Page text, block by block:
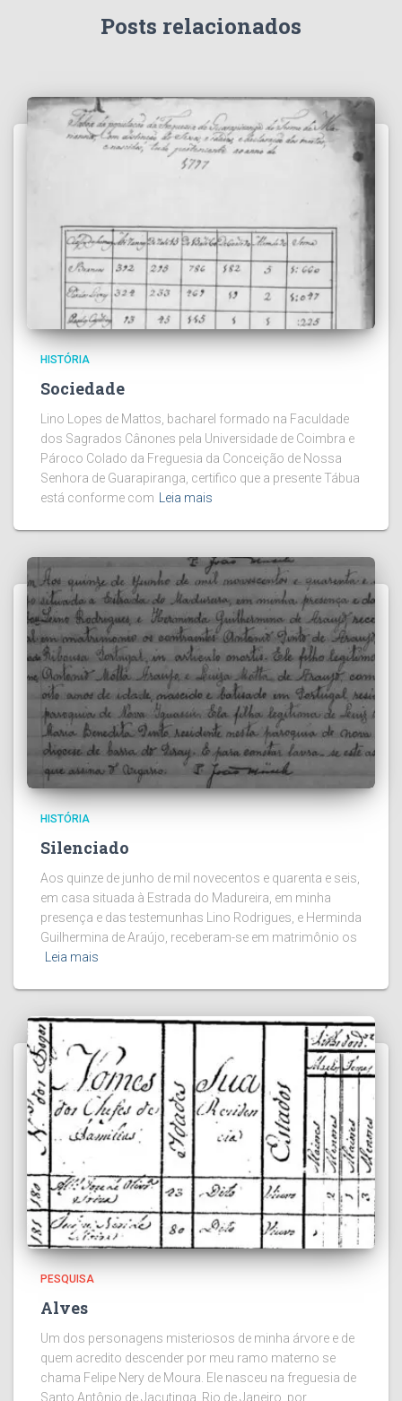
Posts relacionados
HISTÓRIA
Sociedade
Lino Lopes de Mattos, bacharel formado na Faculdade
dos Sagrados Cânones pela Universidade de Coimbra e
Pároco Colado da Freguesia da Conceição de Nossa
Senhora de Guarapiranga, certifico que a presente Tábua
está conforme com
Leia mais
HISTÓRIA
Silenciado
Aos quinze de junho de mil novecentos e quarenta e seis,
em casa situada à Estrada do Madureira, em minha
presença e das testemunhas Lino Rodrigues, e Herminda
Guilhermina de Araújo, receberam-se em matrimônio os
Leia mais
PESQUISA
Alves
Um dos personagens misteriosos de minha árvore e de
quem acredito descender por meu ramo materno se
chama Felipe Nery de Moura. Ele nasceu na freguesia de
Santo Antônio de Jacutinga, Rio de Janeiro, por